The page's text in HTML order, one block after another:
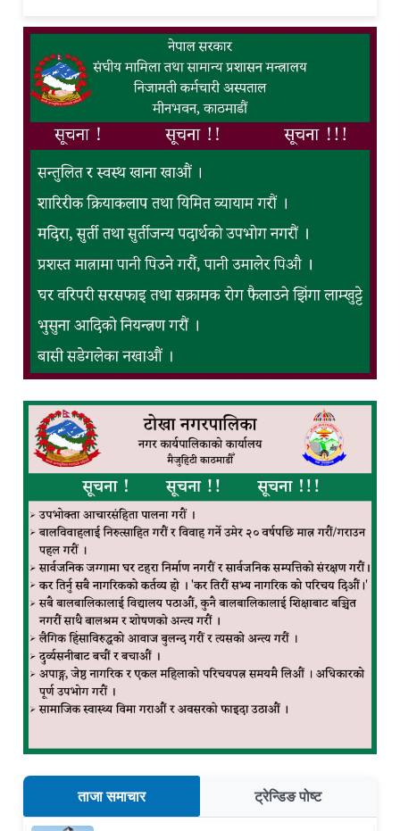
ताजा समाचार ट्रेन्डिङ पोष्ट